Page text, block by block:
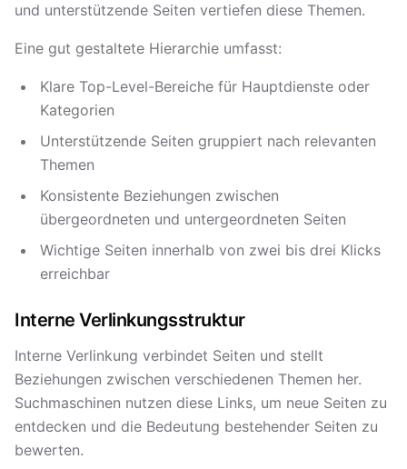
und unterstützende Seiten vertiefen diese Themen.
Eine gut gestaltete Hierarchie umfasst:
Klare Top-Level-Bereiche für Hauptdienste oder
Kategorien
Unterstützende Seiten gruppiert nach relevanten
Themen
Konsistente Beziehungen zwischen
übergeordneten und untergeordneten Seiten
Wichtige Seiten innerhalb von zwei bis drei Klicks
erreichbar
Interne Verlinkungsstruktur
Interne Verlinkung verbindet Seiten und stellt
Beziehungen zwischen verschiedenen Themen her.
Suchmaschinen nutzen diese Links, um neue Seiten zu
entdecken und die Bedeutung bestehender Seiten zu
bewerten.